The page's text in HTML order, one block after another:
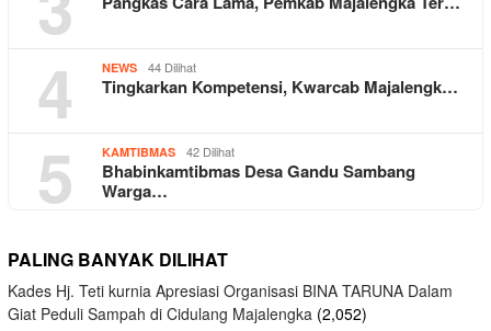
4 NEWS 44 Dilihat
Tingkarkan Kompetensi, Kwarcab Majalengk…
5 KAMTIBMAS 42 Dilihat
Bhabinkamtibmas Desa Gandu Sambang
Warga…
PALING BANYAK DILIHAT
Kades Hj. Teti kurnia Apresiasi Organisasi BINA TARUNA Dalam
Giat Peduli Sampah di Cidulang Majalengka (2,052)